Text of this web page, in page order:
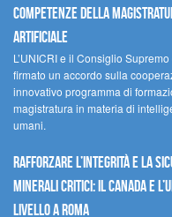
competenze della
artificiale
L’UNICRI e il Consiglio
firmato un accordo sulla
innovativo programma di
magistratura in materia di
umani.
Rafforzare l’integrità e la
minerali critici: il Canada e
livello a Roma